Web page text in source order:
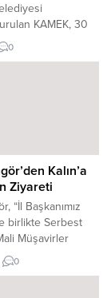
KAMEK, 30
bin 84 kursiyerle
başladı.
vatandaşlarla
Edindirme
Kursları’nda
dönemi
0
Kalın’a
Ziyareti
“İl Başkanımız
birlikte Serbest
Müşavirler
Abdullah Kalın ve
hayırlı
0